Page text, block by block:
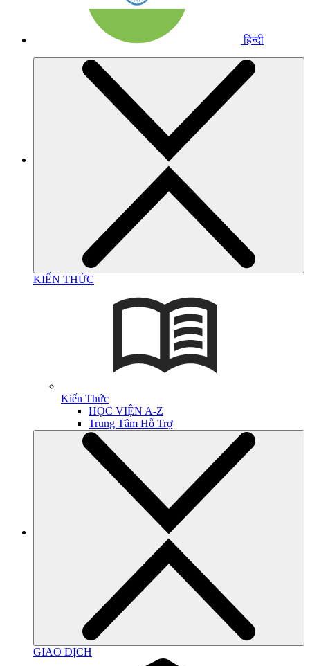
हिन्दी
KIẾN THỨC
Kiến Thức
HỌC VIỆN A-Z
Trung Tâm Hỗ Trợ
GIAO DỊCH